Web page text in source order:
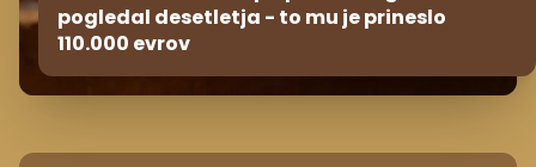
pogledal desetletja - to mu je prineslo
110.000 evrov